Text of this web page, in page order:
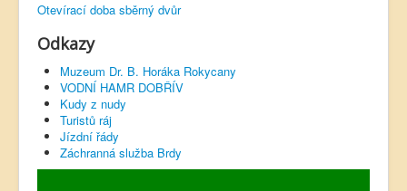
Otevírací doba sběrný dvůr
Odkazy
Muzeum Dr. B. Horáka Rokycany
VODNÍ HAMR DOBŘÍV
Kudy z nudy
Turistů ráj
Jízdní řády
Záchranná služba Brdy